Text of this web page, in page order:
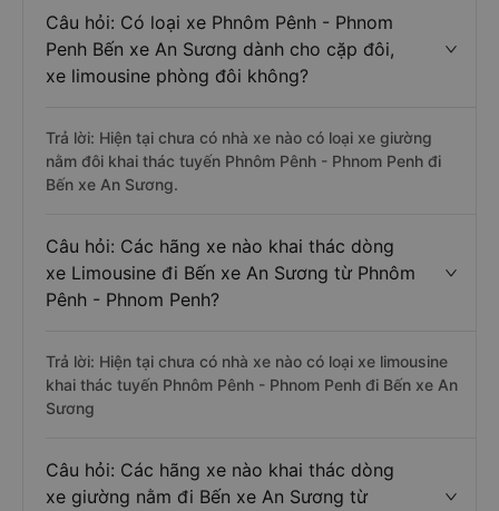
Câu hỏi: Có loại xe Phnôm Pênh - Phnom
Penh Bến xe An Sương dành cho cặp đôi,
xe limousine phòng đôi không?
Trả lời: Hiện tại chưa có nhà xe nào có loại xe giường
nằm đôi khai thác tuyến Phnôm Pênh - Phnom Penh đi
Bến xe An Sương.
Câu hỏi: Các hãng xe nào khai thác dòng
xe Limousine đi Bến xe An Sương từ Phnôm
Pênh - Phnom Penh?
Trả lời: Hiện tại chưa có nhà xe nào có loại xe limousine
khai thác tuyến Phnôm Pênh - Phnom Penh đi Bến xe An
Sương
Câu hỏi: Các hãng xe nào khai thác dòng
xe giường nằm đi Bến xe An Sương từ